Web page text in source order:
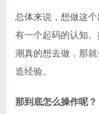
总体来说，想做这
有一个起码的认知
潮真的想去做，那
造经验。
那到底怎么操作呢？